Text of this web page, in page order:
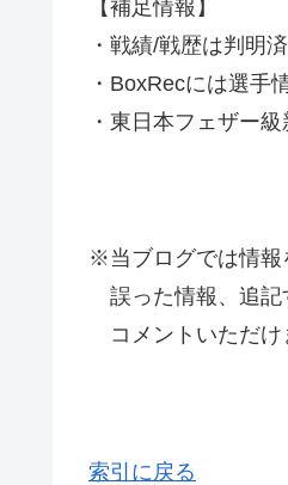
【補足情報】
・戦績/戦歴は判明
・BoxRecには選手
・東日本フェザー
※当ブログでは情報
誤った情報、追記
コメントいただけ
索引に戻る